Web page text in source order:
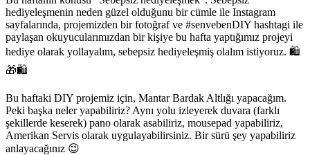
hediyeleşmenin neden güzel olduğunu bir cümle ile Instagram
sayfalarında, projemizden bir fotoğraf ve #senvebenDIY hashtagi ile
paylaşan okuyucularımızdan bir kişiye bu hafta yaptığımız projeyi
hediye olarak yollayalım, sebepsiz hediyeleşmiş olalım istiyoruz. 🛍
🎁🛍
Bu haftaki DIY projemiz için, Mantar Bardak Altlığı yapacağım.
Peki başka neler yapabiliriz? Aynı yolu izleyerek duvara (farklı
şekillerde keserek) pano olarak asabiliriz, mousepad yapabiliriz,
Amerikan Servis olarak uygulayabilirsiniz. Bir sürü şey yapabiliriz
anlayacağınız 😉